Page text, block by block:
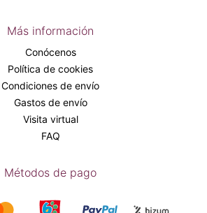
Más información
Conócenos
Política de cookies
Condiciones de envío
Gastos de envío
Visita virtual
FAQ
Métodos de pago